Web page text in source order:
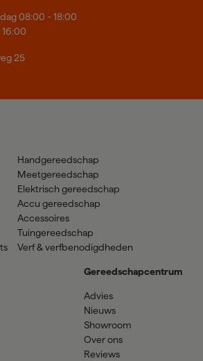
08:00 - 18:00
25
Handgereedschap
Meetgereedschap
Elektrisch gereedschap
Accu gereedschap
Accessoires
Tuingereedschap
Verf & verfbenodigdheden
Gereedschapcentrum
Advies
Nieuws
Showroom
Over ons
Reviews